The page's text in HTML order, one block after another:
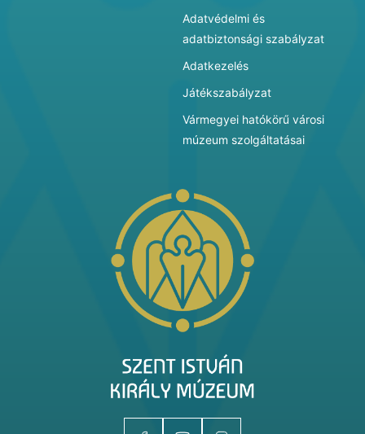
Adatvédelmi és
adatbiztonsági szabályzat
Adatkezelés
Játékszabályzat
Vármegyei hatókörű városi
múzeum szolgáltatásai